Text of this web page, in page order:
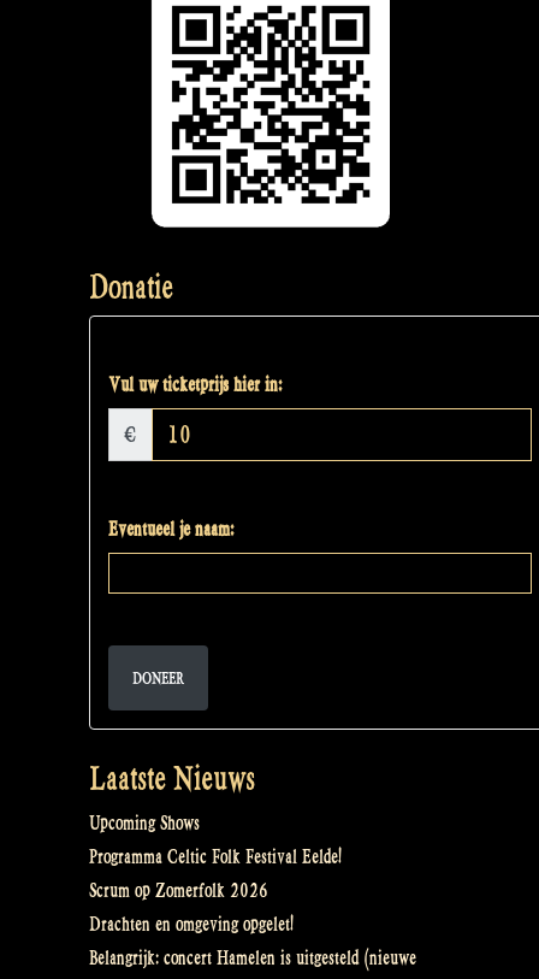
Donatie
Vul uw ticketprijs hier in:
€
Eventueel je naam:
DONEER
Laatste Nieuws
Upcoming Shows
Programma Celtic Folk Festival Eelde!
Scrum op Zomerfolk 2026
Drachten en omgeving opgelet!
Belangrijk: concert Hamelen is uitgesteld (nieuwe